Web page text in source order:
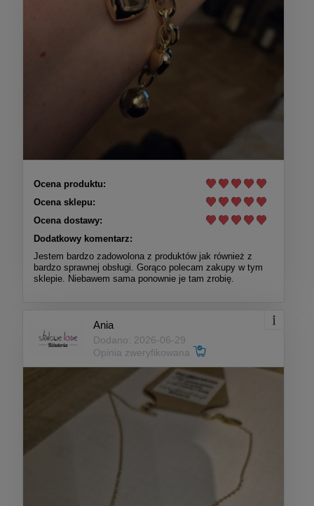
Ocena produktu:
Ocena sklepu:
Ocena dostawy:
Dodatkowy komentarz:
Jestem bardzo zadowolona z produktów jak również z
bardzo sprawnej obsługi. Gorąco polecam zakupy w tym
sklepie. Niebawem sama ponownie je tam zrobię.
Ania
Dodano: 2026-06-29
Opinia zweryfikowana